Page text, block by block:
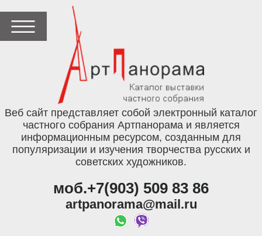
Веб сайт представляет собой электронный каталог
частного собрания Артпанорама и является
информационным ресурсом, созданным для
популяризации и изучения творчества русских и
советских художников.
моб.+7(903) 509 83 86
artpanorama@mail.ru